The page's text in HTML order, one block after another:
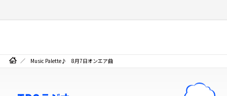
Music Palette♪ 8月7日オンエア曲